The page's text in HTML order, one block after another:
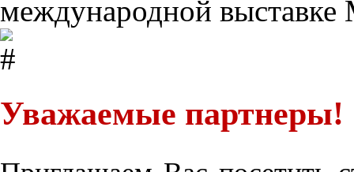
международной
Уважаемые партнеры!